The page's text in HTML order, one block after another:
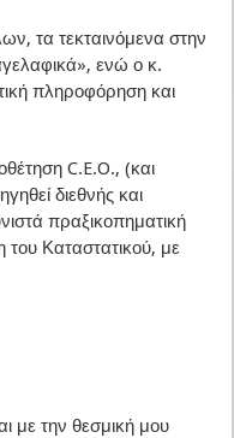
τα τεκταινόμενα στην
ενώ ο κ.
πληροφόρηση και
C.E.O., (και
διεθνής και
πραξικοπηματική
Καταστατικού, με
με την θεσμική μου